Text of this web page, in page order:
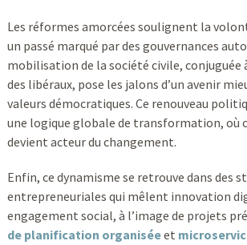
Les réformes amorcées soulignent la
un passé marqué par des gouvernances
mobilisation de la société civile,
des libéraux, pose les jalons d’un avenir
valeurs démocratiques. Ce renouveau
une logique globale de transformation, où
devient acteur du changement.
Enfin, ce dynamisme se retrouve dans des
entrepreneuriales qui mêlent innovation
engagement social, à l’image de projets
de planification organiséeet